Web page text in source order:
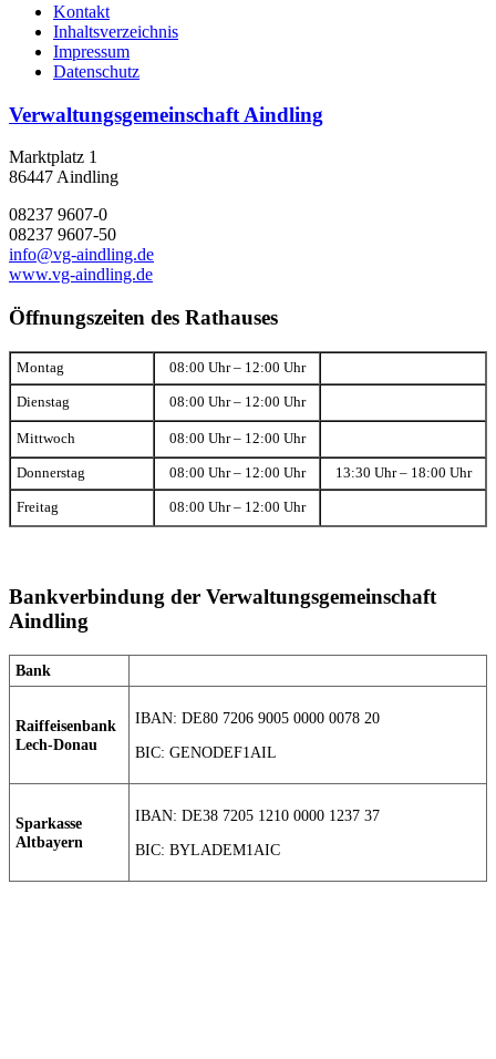
Kontakt
Inhaltsverzeichnis
Impressum
Datenschutz
Verwaltungsgemeinschaft Aindling
Marktplatz 1
86447 Aindling
08237 9607-0
08237 9607-50
info@vg-aindling.de
www.vg-aindling.de
Öffnungszeiten des Rathauses
Montag 08:00 Uhr – 12:00 Uhr
Dienstag 08:00 Uhr – 12:00 Uhr
Mittwoch 08:00 Uhr – 12:00 Uhr
Donnerstag 08:00 Uhr – 12:00 Uhr 13:30 Uhr – 18:00 Uhr
Freitag 08:00 Uhr – 12:00 Uhr
Bankverbindung der Verwaltungsgemeinschaft
Aindling
Bank
Raiffeisenbank
Lech-Donau
IBAN: DE80 7206 9005 0000 0078 20
BIC: GENODEF1AIL
Sparkasse
Altbayern
IBAN: DE38 7205 1210 0000 1237 37
BIC: BYLADEM1AIC